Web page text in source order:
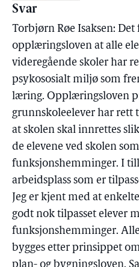
Svar
Torbjørn Røe Isaksen: Det
opplæringsloven at alle
videregående skoler har
psykososialt miljø som
læring. Opplæringsloven
grunnskoleelever har rett
at skolen skal innrettes
de elevene ved skolen
funksjonshemminger. I
arbeidsplass som er
Jeg er kjent med at
godt nok tilpasset elever
funksjonshemminger.
bygges etter prinsippet